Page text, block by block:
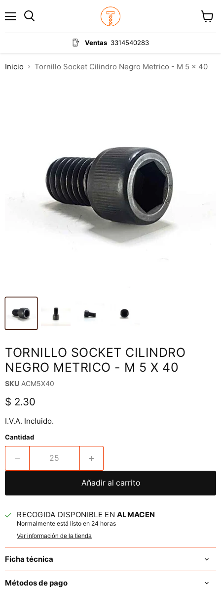
Ventas 3314540283
carrito
Inicio Tornillo Socket Cilindro Negro Metrico - M 5 x 40
TORNILLO SOCKET CILINDRO
NEGRO METRICO - M 5 X 40
SKU ACM5X40
Precio actual
$ 2.30
I.V.A. Incluido.
Cantidad
Añadir al carrito
RECOGIDA DISPONIBLE ENALMACEN
Normalmente está listo en 24 horas
Ver información de la tienda
Ficha técnica
Métodos de pago